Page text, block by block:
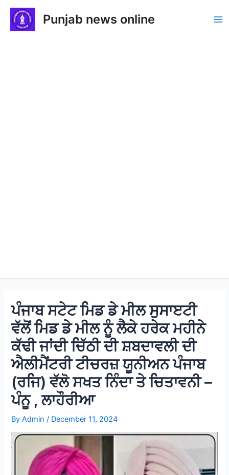
Skip
content
Punjab news online
ਪੰਜਾਬ ਸਟੇਟ ਮਿਡ ਡੇ ਮੀਲ ਸੁਸਾੲਟੀ
ਵੱਲੋਂ ਮਿਡ ਡੇ ਮੀਲ ਨੂੰ ਲੈਕੇ ਹਰੇਕ ਮਹੀਨੇ
ਕੱਢੀ ਜਾਂਦੀ ਚਿੱਠੀ ਦੀ ਸ਼ਬਦਾਵਲੀ ਦੀ
ਐਲੀਮੈਂਟਰੀ ਟੀਚਰਜ਼ ਯੂਨੀਅਨ ਪੰਜਾਬ
(ਰਜਿ) ਵੱਲੋ ਸਖਤ ਨਿੰਦਾ ਤੇ ਚਿਤਾਵਨੀ –
ਪੰਨੂ , ਲਾਹੌਰੀਆ
ByAdmin/ December 11, 2024